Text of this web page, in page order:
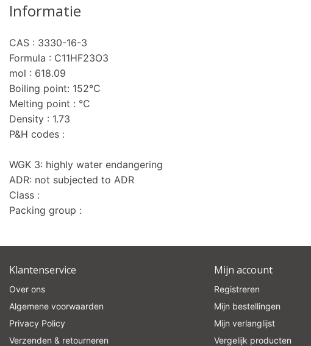
Informatie
CAS : 3330-16-3
Formula : C11HF23O3
mol : 618.09
Boiling point: 152°C
Melting point : °C
Density : 1.73
P&H codes :
WGK 3: highly water endangering
ADR: not subjected to ADR
Class :
Packing group :
Klantenservice
Over ons
Algemene voorwaarden
Privacy Policy
Verzenden & retourneren
Mijn account
Registreren
Mijn bestellingen
Mijn verlanglijst
Vergelijk producten